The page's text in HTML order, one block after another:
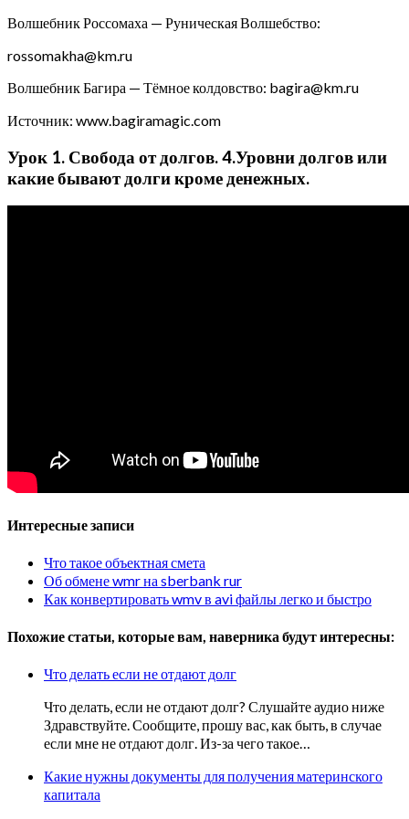
Волшебник Россомаха — Руническая Волшебство:
rossomakha@km.ru
Волшебник Багира — Тёмное колдовство: bagira@km.ru
Источник: www.bagiramagic.com
Урок 1. Свобода от долгов. 4.Уровни долгов или
какие бывают долги кроме денежных.
Интересные записи
Что такое объектная смета
Об обмене wmr на sberbank rur
Как конвертировать wmv в avi файлы легко и быстро
Похожие статьи, которые вам, наверника будут интересны:
Что делать если не отдают долг
Что делать, если не отдают долг? Слушайте аудио ниже
Здравствуйте. Сообщите, прошу вас, как быть, в случае
если мне не отдают долг. Из-за чего такое…
Какие нужны документы для получения материнского
капитала